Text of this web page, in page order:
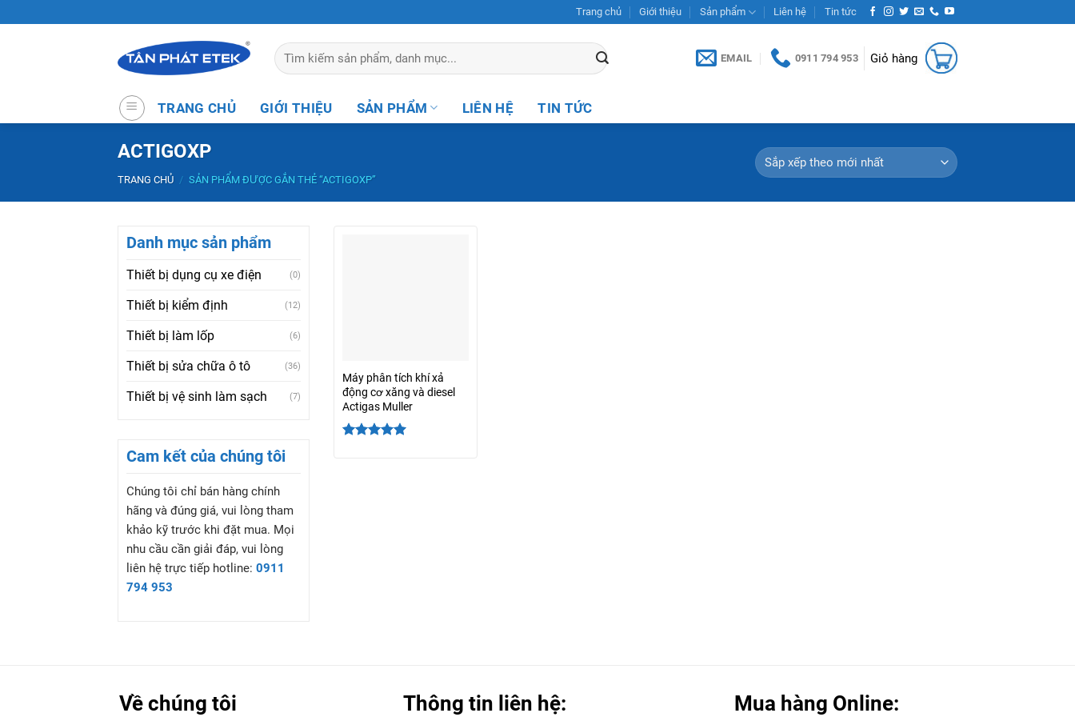
to
Trang chủ Giới thiệu Sản phẩm Liên hệ Tin tức
Tìm
kiếm:
EMAIL 0911 794 953 Giỏ hàng
TRANG CHỦ GIỚI THIỆU SẢN PHẨM LIÊN HỆ TIN TỨC
ACTIGOXP
TRANG CHỦ / SẢN PHẨM ĐƯỢC GẮN THẺ “ACTIGOXP”
Danh mục sản phẩm
Thiết bị dụng cụ xe điện (0)
Thiết bị kiểm định (12)
Thiết bị làm lốp (6)
Thiết bị sửa chữa ô tô (36)
Thiết bị vệ sinh làm sạch (7)
Cam kết của chúng tôi
Chúng tôi chỉ bán hàng chính
hãng và đúng giá, vui lòng tham
khảo kỹ trước khi đặt mua. Mọi
nhu cầu cần giải đáp, vui lòng
liên hệ trực tiếp hotline: 0911
794 953
Máy phân tích khí xả
động cơ xăng và diesel
Actigas Muller
Về chúng tôi Thông tin liên hệ: Mua hàng Online: